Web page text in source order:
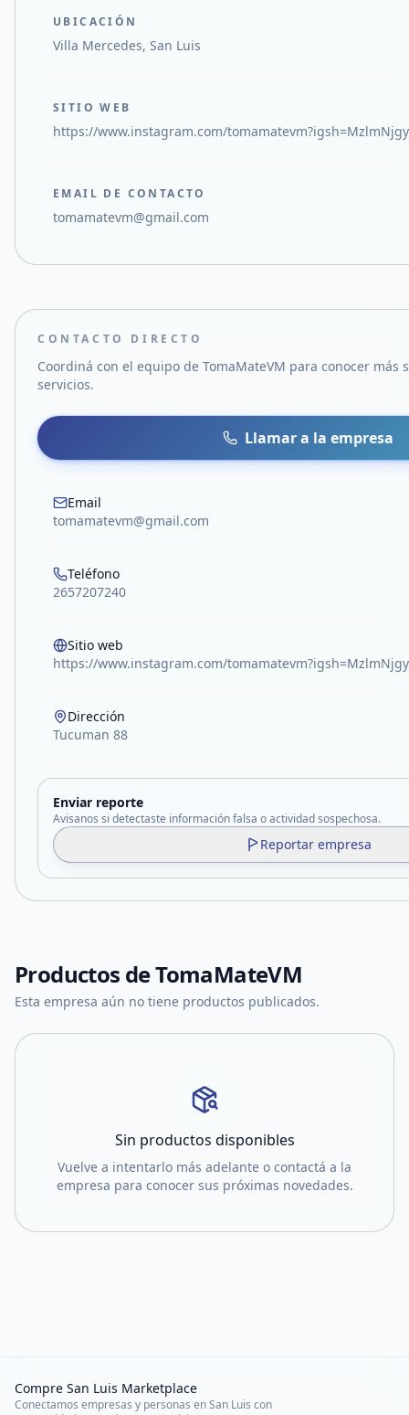
UBICACIÓN
Villa Mercedes, San Luis
SITIO WEB
https://www.instagram.com/
EMAIL DE CONTACTO
tomamatevm@gmail.com
CONTACTO DIRECTO
Coordiná con el equipo de TomaMateVM para conocer más
servicios.
Llamar a la empresa
Email
tomamatevm@gmail.com
Teléfono
2657207240
Sitio web
https://www.instagram.com/
Dirección
Tucuman 88
Enviar reporte
Avisanos si detectaste información falsa o actividad sospechosa.
Reportar empresa
Productos deTomaMateVM
Esta empresa aún no tiene productos publicados.
Sin productos disponibles
Vuelve a intentarlo más adelante o contactá a la
empresa para conocer sus próximas novedades.
Compre San Luis Marketplace
Conectamos empresas y personas en San Luis con